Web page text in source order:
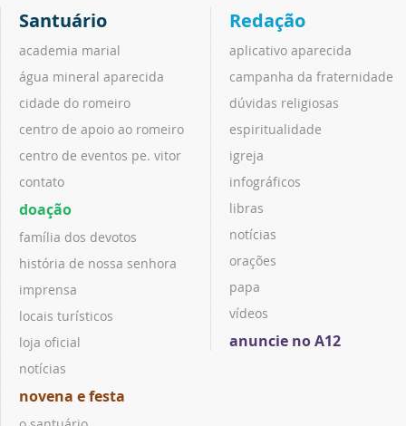
Santuário
academia marial
água mineral aparecida
cidade do romeiro
centro de apoio ao romeiro
centro de eventos pe. vitor
contato
doação
família dos devotos
história de nossa senhora
imprensa
locais turísticos
loja oficial
notícias
novena e festa
Redação
aplicativo aparecida
campanha da fraternidade
dúvidas religiosas
espiritualidade
igreja
infográficos
libras
notícias
orações
papa
vídeos
anuncie no A12